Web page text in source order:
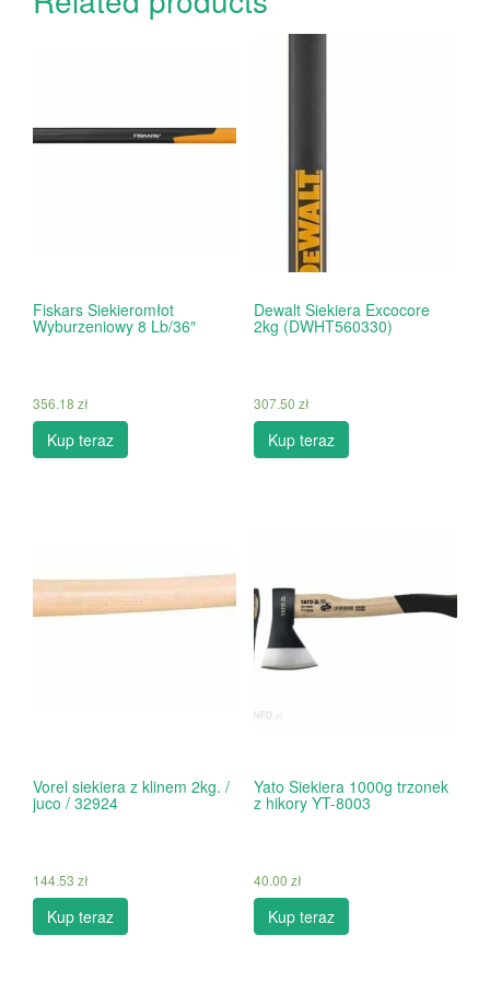
Fiskars Siekieromłot
Wyburzeniowy 8 Lb/36″
356.18 zł
Kup teraz
Dewalt Siekiera Excocore
2kg (DWHT560330)
307.50 zł
Kup teraz
Vorel siekiera z klinem 2kg. /
juco / 32924
144.53 zł
Kup teraz
Yato Siekiera 1000g trzonek
z hikory YT-8003
40.00 zł
Kup teraz